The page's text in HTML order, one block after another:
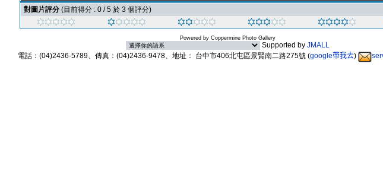
對圖片評分 (目前得分 : 0 / 5 於 3 個評分)
Powered by Coppermine Photo Gallery
Supported by JMALL
電話：(04)2436-5789、傳真：(04)2436-9478、地址： 台中市406北屯區景賢南二路275號(google帶我去)